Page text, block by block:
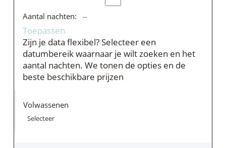
Aantal nachten:
Toepassen
Zijn je data flexibel?Selecteer een
datumbereik waarnaar je wilt zoeken en het
aantal nachten. We tonen de opties en de
beste beschikbare prijzen
Volwassenen